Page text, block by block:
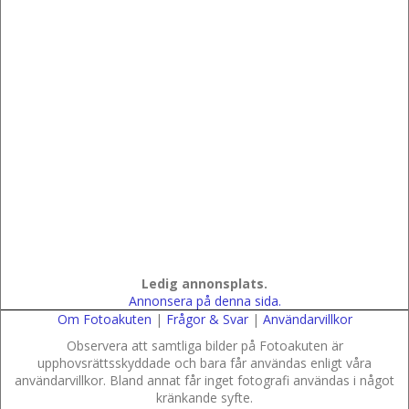
Ledig annonsplats.
Annonsera på denna sida.
Om Fotoakuten | Frågor & Svar| Användarvillkor
Observera att samtliga bilder på Fotoakuten är
upphovsrättsskyddade och bara får användas enligt våra
användarvillkor. Bland annat får inget fotografi användas i något
kränkande syfte.